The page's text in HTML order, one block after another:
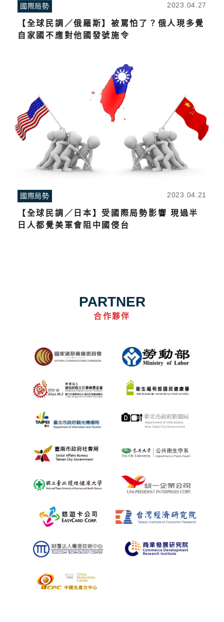
國際局勢 2023.04.27
【全球民調／俄羅斯】被罵怕了？俄人現多覺
自家國不應對他國發號施令
國際局勢 2023.04.21
【全球民調／日本】受國際局勢影響 現過半
日人都覺美軍會阻中國侵台
PARTNER
合作夥伴